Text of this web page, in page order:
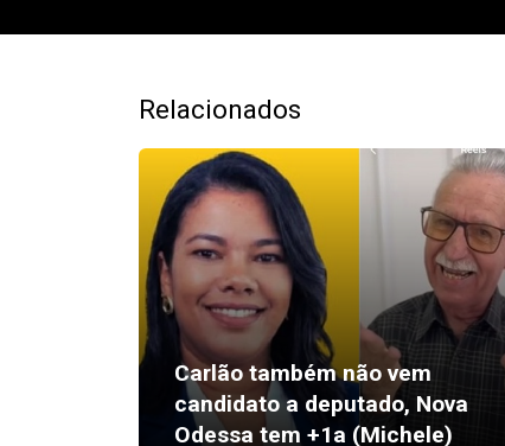
Relacionados
Carlão também não vem
candidato a deputado, Nova
Odessa tem +1a (Michele)